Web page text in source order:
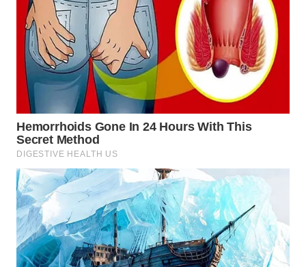
SELATAN
WN
TANJUNG
LESUNG
WN
KARO
WN
SIMALUNGUN
LABUHANBATU
WN